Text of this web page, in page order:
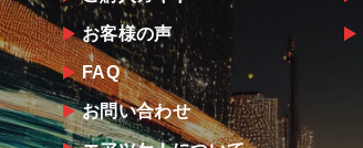
お客様の声
FAQ
お問い合わせ